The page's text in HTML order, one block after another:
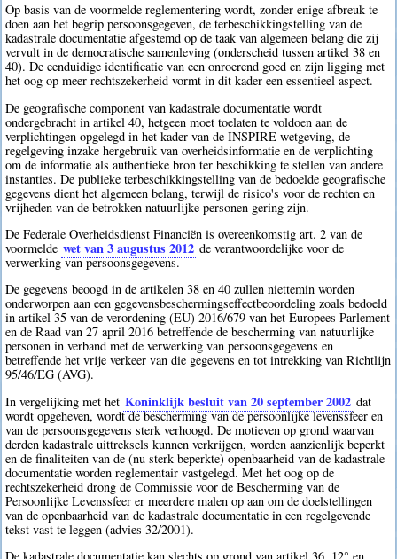
Op basis van de voormelde reglementering wordt, zonder enige afbreuk te
doen aan het begrip persoonsgegeven, de terbeschikkingstelling van de
kadastrale documentatie afgestemd op de taak van algemeen belang die zij
vervult in de democratische samenleving (onderscheid tussen artikel 38 en
40). De eenduidige identificatie van een onroerend goed en zijn ligging met
het oog op meer rechtszekerheid vormt in dit kader een essentieel aspect.
De geografische component van kadastrale documentatie wordt
ondergebracht in artikel 40, hetgeen moet toelaten te voldoen aan de
verplichtingen opgelegd in het kader van de INSPIRE wetgeving, de
regelgeving inzake hergebruik van overheidsinformatie en de verplichting
om de informatie als authentieke bron ter beschikking te stellen van andere
instanties. De publieke terbeschikkingstelling van de bedoelde geografische
gegevens dient het algemeen belang, terwijl de risico's voor de rechten en
vrijheden van de betrokken natuurlijke personen gering zijn.
De Federale Overheidsdienst Financiën is overeenkomstig art. 2 van de
voormelde wet van 3 augustus 2012 de verantwoordelijke voor de
verwerking van persoonsgegevens.
De gegevens beoogd in de artikelen 38 en 40 zullen niettemin worden
onderworpen aan een gegevensbeschermingseffectbeoordeling zoals bedoeld
in artikel 35 van de verordening (EU) 2016/679 van het Europees Parlement
en de Raad van 27 april 2016 betreffende de bescherming van natuurlijke
personen in verband met de verwerking van persoonsgegevens en
betreffende het vrije verkeer van die gegevens en tot intrekking van Richtlijn
95/46/EG (AVG).
In vergelijking met het Koninklijk besluit van 20 september 2002 dat
wordt opgeheven, wordt de bescherming van de persoonlijke levenssfeer en
van de persoonsgegevens sterk verhoogd. De motieven op grond waarvan
derden kadastrale uittreksels kunnen verkrijgen, worden aanzienlijk beperkt
en de finaliteiten van de (nu sterk beperkte) openbaarheid van de kadastrale
documentatie worden reglementair vastgelegd. Met het oog op de
rechtszekerheid drong de Commissie voor de Bescherming van de
Persoonlijke Levenssfeer er meerdere malen op aan om de doelstellingen
van de openbaarheid van de kadastrale documentatie in een regelgevende
tekst vast te leggen (advies 32/2001).